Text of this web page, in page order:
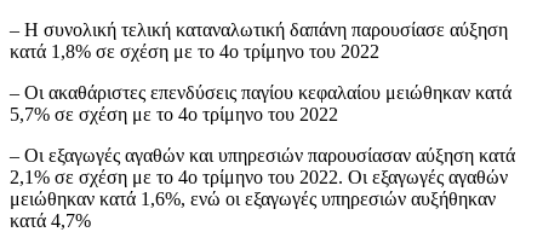
– Η συνολική τελική καταναλωτική δαπάνη παρουσίασε αύξηση
κατά 1,8% σε σχέση με το 4o τρίμηνο του 2022
– Οι ακαθάριστες επενδύσεις παγίου κεφαλαίου μειώθηκαν κατά
5,7% σε σχέση με το 4o τρίμηνο του 2022
– Οι εξαγωγές αγαθών και υπηρεσιών παρουσίασαν αύξηση κατά
2,1% σε σχέση με το 4o τρίμηνο του 2022. Οι εξαγωγές αγαθών
μειώθηκαν κατά 1,6%, ενώ οι εξαγωγές υπηρεσιών αυξήθηκαν
κατά 4,7%